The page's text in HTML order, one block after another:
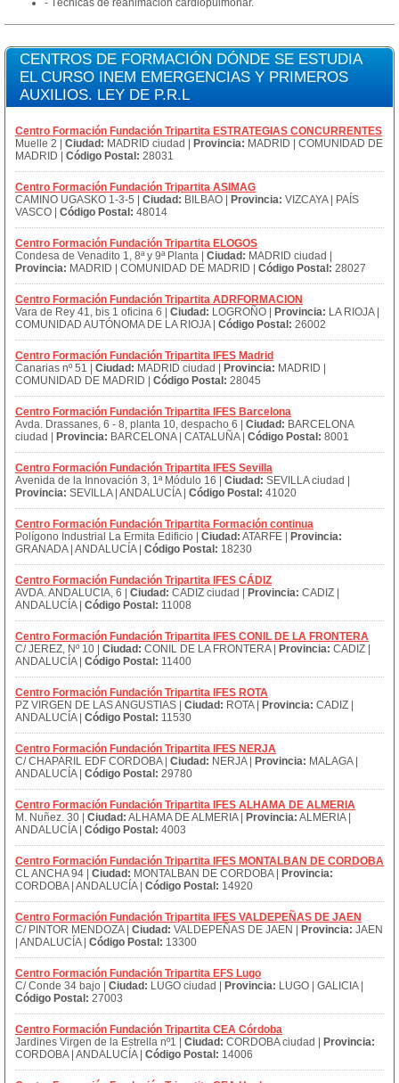
- Técnicas de reanimación cardiopulmonar.
CENTROS DE FORMACIÓN DÓNDE SE ESTUDIA
EL CURSO INEM EMERGENCIAS Y PRIMEROS
AUXILIOS. LEY DE P.R.L
Centro Formación Fundación Tripartita ESTRATEGIAS CONCURRENTES
Muelle 2 | Ciudad: MADRID ciudad | Provincia: MADRID | COMUNIDAD DE
MADRID | Código Postal: 28031
Centro Formación Fundación Tripartita ASIMAG
CAMINO UGASKO 1-3-5 | Ciudad: BILBAO | Provincia: VIZCAYA | PAÍS
VASCO | Código Postal: 48014
Centro Formación Fundación Tripartita ELOGOS
Condesa de Venadito 1, 8ª y 9ª Planta | Ciudad: MADRID ciudad |
Provincia: MADRID | COMUNIDAD DE MADRID | Código Postal: 28027
Centro Formación Fundación Tripartita ADRFORMACION
Vara de Rey 41, bis 1 oficina 6 | Ciudad: LOGROÑO | Provincia: LA RIOJA |
COMUNIDAD AUTÓNOMA DE LA RIOJA | Código Postal: 26002
Centro Formación Fundación Tripartita IFES Madrid
Canarias nº 51 | Ciudad: MADRID ciudad | Provincia: MADRID |
COMUNIDAD DE MADRID | Código Postal: 28045
Centro Formación Fundación Tripartita IFES Barcelona
Avda. Drassanes, 6 - 8, planta 10, despacho 6 | Ciudad: BARCELONA
ciudad |
Provincia: BARCELONA | CATALUÑA | Código Postal: 8001
Centro Formación Fundación Tripartita IFES Sevilla
Avenida de la Innovación 3, 1ª Módulo 16 | Ciudad: SEVILLA ciudad |
Provincia: SEVILLA | ANDALUCÍA | Código Postal: 41020
Centro Formación Fundación Tripartita Formación continua
Polígono Industrial La Ermita Edificio | Ciudad: ATARFE |
Provincia:
GRANADA | ANDALUCÍA | Código Postal: 18230
Centro Formación Fundación Tripartita IFES CÁDIZ
AVDA. ANDALUCIA, 6 | Ciudad: CADIZ ciudad | Provincia: CADIZ |
ANDALUCÍA | Código Postal: 11008
Centro Formación Fundación Tripartita IFES CONIL DE LA FRONTERA
C/ JEREZ, Nº 10 | Ciudad: CONIL DE LA FRONTERA | Provincia: CADIZ |
ANDALUCÍA | Código Postal: 11400
Centro Formación Fundación Tripartita IFES ROTA
PZ VIRGEN DE LAS ANGUSTIAS | Ciudad: ROTA | Provincia: CADIZ |
ANDALUCÍA | Código Postal: 11530
Centro Formación Fundación Tripartita IFES NERJA
C/ CHAPARIL EDF CORDOBA | Ciudad: NERJA | Provincia: MALAGA |
ANDALUCÍA | Código Postal: 29780
Centro Formación Fundación Tripartita IFES ALHAMA DE ALMERIA
M. Nuñez. 30 | Ciudad: ALHAMA DE ALMERIA | Provincia: ALMERIA |
ANDALUCÍA | Código Postal: 4003
Centro Formación Fundación Tripartita IFES MONTALBAN DE CORDOBA
CL ANCHA 94 | Ciudad: MONTALBAN DE CORDOBA |
Provincia:
CORDOBA | ANDALUCÍA | Código Postal: 14920
Centro Formación Fundación Tripartita IFES VALDEPEÑAS DE JAEN
C/ PINTOR MENDOZA | Ciudad: VALDEPEÑAS DE JAEN | Provincia: JAEN
| ANDALUCÍA | Código Postal: 13300
Centro Formación Fundación Tripartita EFS Lugo
C/ Conde 34 bajo | Ciudad: LUGO ciudad | Provincia: LUGO | GALICIA |
Código Postal: 27003
Centro Formación Fundación Tripartita CEA Córdoba
Jardines Virgen de la Estrella nº1 | Ciudad: CORDOBA ciudad |
Provincia:
CORDOBA | ANDALUCÍA | Código Postal: 14006